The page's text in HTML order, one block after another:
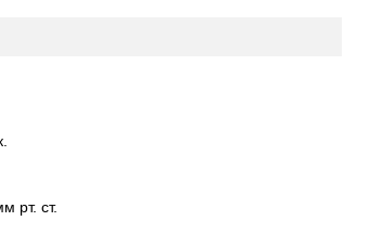
рт. ст.